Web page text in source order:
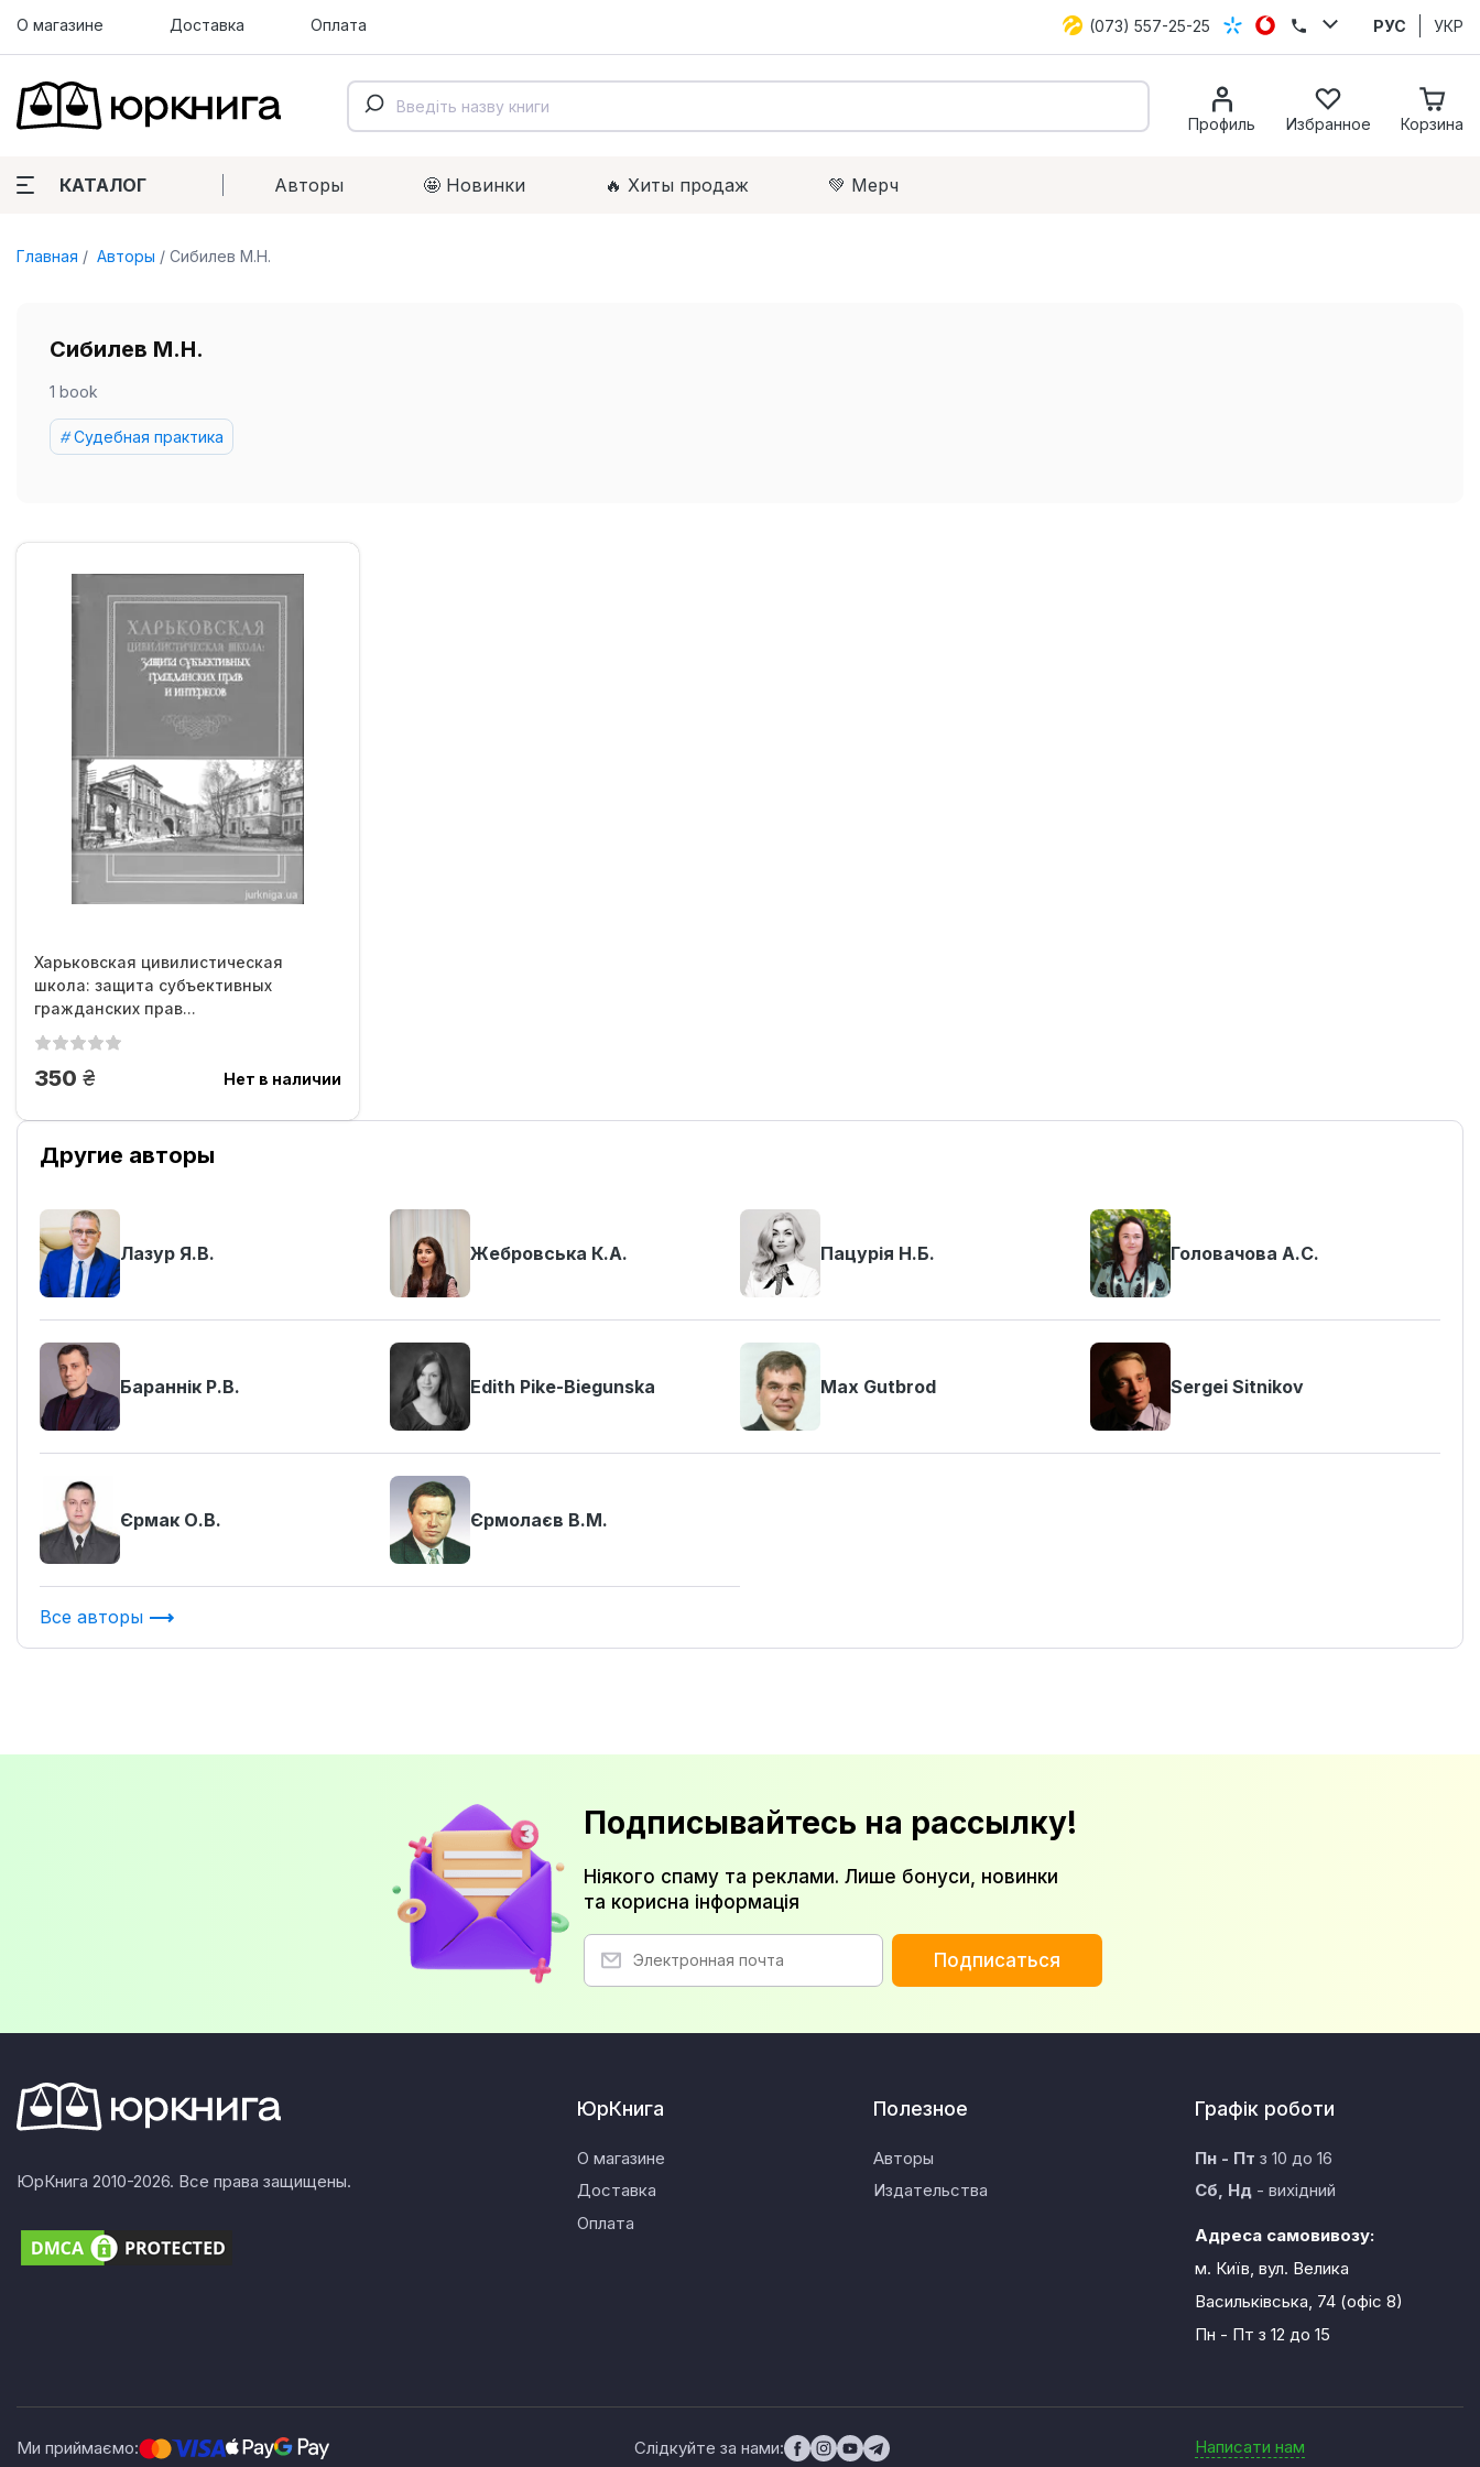
О магазине Доставка Оплата (073) 557-25-25 РУС УКР
Профиль Избранное Корзина
КАТАЛОГ Авторы 🤩 Новинки 🔥 Xиты продаж 💚 Мерч
Главная Авторы Сибилев М.Н.
Сибилев М.Н.
1 book
Судебная практика
Харьковская цивилистическая
школа: защита субъективных
гражданских прав...
350 грн. Нет в наличии
Другие авторы
Лазур Я.В. Жебровська К.А. Пацурія Н.Б. Головачова А.С.
Бараннік Р.В. Edith Pike-Biegunska Max Gutbrod Sergei Sitnikov
Єрмак О.В. Єрмолаєв В.М.
Все авторы
Подписывайтесь на рассылку!
Ніякого спаму та реклами. Лише бонуси, новинки
та корисна інформація
Подписаться
ЮрКнига 2010-2026. Все права защищены.
ЮрКнига
О магазине
Доставка
Оплата
Полезное
Авторы
Издательства
Графік роботи
Пн - Пт з 10 до 16
Сб, Нд- вихідний
Адреса самовивозу:
м. Київ, вул. Велика
Васильківська, 74 (офіс 8)
Пн - Пт з 12 до 15
Ми приймаємо: Слідкуйте за нами: Написати нам